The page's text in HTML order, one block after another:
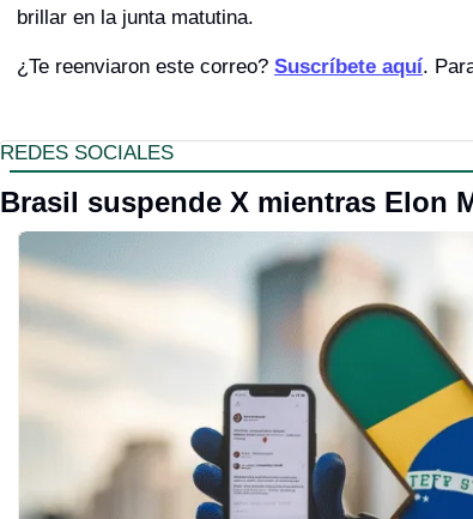
brillar en la junta matutina.
¿Te reenviaron este correo? Suscríbete aquí.
REDES SOCIALES
Brasil suspende X mientras Elon